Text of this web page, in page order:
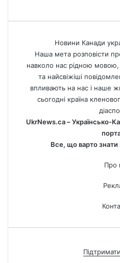
Новини Канади
Наша мета розповісти
навколо нас рідною мовою,
та найсвіжіші
впливають на нас і наше
сьогодні країна
UkrNews.ca – Українсько-
Все, що варто знати
Про